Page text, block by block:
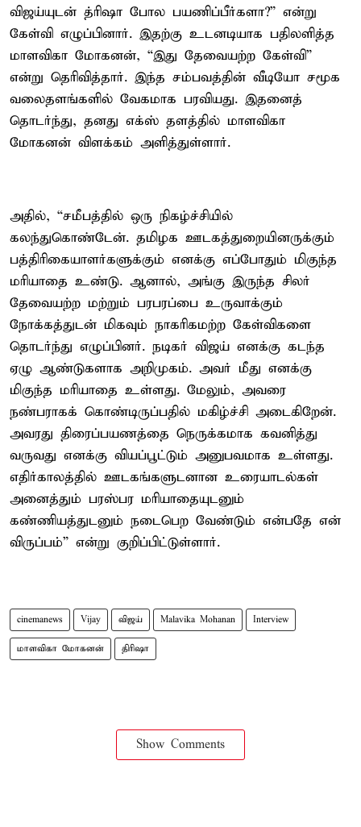
விஜய்யுடன் த்ரிஷா போல பயணிப்பீர்களா?” என்று
கேள்வி எழுப்பினார். இதற்கு உடனடியாக பதிலளித்த
மாளவிகா மோகனன், “இது தேவையற்ற கேள்வி”
என்று தெரிவித்தார். இந்த சம்பவத்தின் வீடியோ சமூக
வலைதளங்களில் வேகமாக பரவியது. இதனைத்
தொடர்ந்து, தனது எக்ஸ் தளத்தில் மாளவிகா
மோகனன் விளக்கம் அளித்துள்ளார்.
அதில், “சமீபத்தில் ஒரு நிகழ்ச்சியில்
கலந்துகொண்டேன். தமிழக ஊடகத்துறையினருக்கும்
பத்திரிகையாளர்களுக்கும் எனக்கு எப்போதும் மிகுந்த
மரியாதை உண்டு. ஆனால், அங்கு இருந்த சிலர்
தேவையற்ற மற்றும் பரபரப்பை உருவாக்கும்
நோக்கத்துடன் மிகவும் நாகரிகமற்ற கேள்விகளை
தொடர்ந்து எழுப்பினர். நடிகர் விஜய் எனக்கு கடந்த
ஏழு ஆண்டுகளாக அறிமுகம். அவர் மீது எனக்கு
மிகுந்த மரியாதை உள்ளது. மேலும், அவரை
நண்பராகக் கொண்டிருப்பதில் மகிழ்ச்சி அடைகிறேன்.
அவரது திரைப்பயணத்தை நெருக்கமாக கவனித்து
வருவது எனக்கு வியப்பூட்டும் அனுபவமாக உள்ளது.
எதிர்காலத்தில் ஊடகங்களுடனான உரையாடல்கள்
அனைத்தும் பரஸ்பர மரியாதையுடனும்
கண்ணியத்துடனும் நடைபெற வேண்டும் என்பதே என்
விருப்பம்” என்று குறிப்பிட்டுள்ளார்.
cinemanews Vijay விஜய் Malavika Mohanan Interview
மாளவிகா மோகனன் திரிஷா
Show Comments